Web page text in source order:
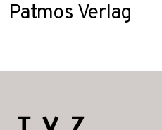
Patmos Verlag